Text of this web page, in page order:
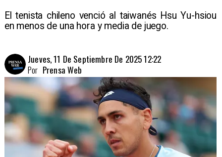
El tenista chileno venció al taiwanés Hsu Yu-hsiou
en menos de una hora y media de juego.
Jueves, 11 De Septiembre De 2025 12:22
Prensa Web
Por